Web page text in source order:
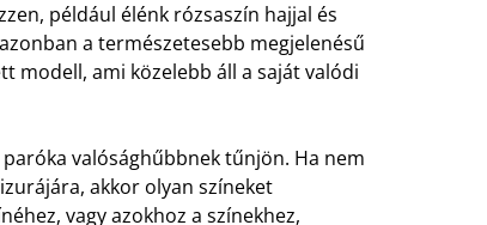
például élénk rózsaszín hajjal és
a természetesebb megjelenésű
modell, ami közelebb áll a saját valódi
valósághűbbnek tűnjön. Ha nem
akkor olyan színeket
vagy azokhoz a színekhez,